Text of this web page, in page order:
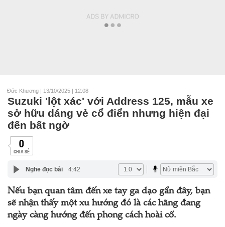
Đức Khương | 13/10/2025 | 12:08
Suzuki 'lột xác' với Address 125, mẫu xe
sở hữu dáng vẻ cổ điển nhưng hiện đại
đến bất ngờ
0
CHIA SẺ
Nghe đọc bài 4:42
Nếu bạn quan tâm đến xe tay ga dạo gần đây, bạn
sẽ nhận thấy một xu hướng đó là các hãng đang
ngày càng hướng đến phong cách hoài cổ.